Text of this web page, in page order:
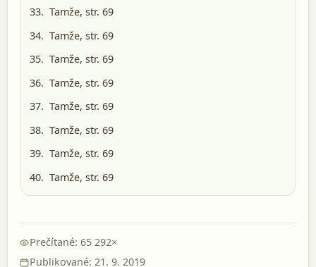
Tamže, str. 69
Tamže, str. 69
Tamže, str. 69
Tamže, str. 69
Tamže, str. 69
Tamže, str. 69
Tamže, str. 69
Tamže, str. 69
Prečítané: 65 292×
Publikované: 21. 9. 2019